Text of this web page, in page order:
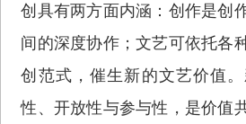
创具有两方面内涵：创作是创
间的深度协作；文艺可依托各
创范式，催生新的文艺价值
性、开放性与参与性，是价值